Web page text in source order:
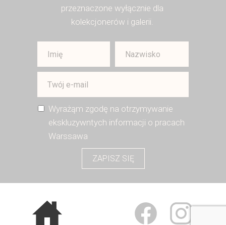
przeznaczone wyłącznie dla
kolekcjonerów i galerii.
Wyrażąm zgodę na otrzymywanie
ekskluzywntych informacji o pracach
Warssawa
ZAPISZ SIĘ